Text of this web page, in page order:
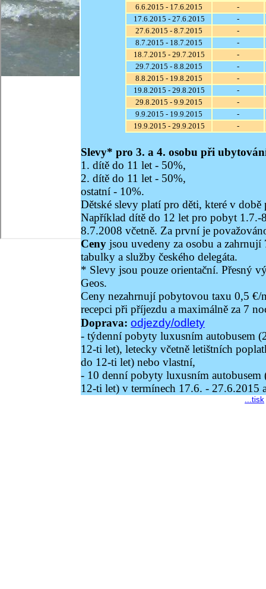
6.6.2015 - 17.6.2015
-
17.6.2015 - 27.6.2015
-
27.6.2015 - 8.7.2015
-
8.7.2015 - 18.7.2015
-
18.7.2015 - 29.7.2015
-
29.7.2015 - 8.8.2015
-
8.8.2015 - 19.8.2015
-
19.8.2015 - 29.8.2015
-
29.8.2015 - 9.9.2015
-
9.9.2015 - 19.9.2015
-
19.9.2015 - 29.9.2015
-
Slevy* pro 3. a 4. osobu při
1. dítě do 11 let - 50%,
2. dítě do 11 let - 50%,
ostatní - 10%.
Dětské slevy platí pro děti, které v
Například dítě do 12 let pro pobyt 1.7.-
8.7.2008 včetně. Za první je
Ceny jsou uvedeny za osobu a
tabulky a služby českého delegáta.
* Slevy jsou pouze orientační. Přesný
Geos.
Ceny nezahrnují pobytovou taxu 0,5 €/
recepci při příjezdu a maximálně za 7
Doprava: odjezdy/odlety
- týdenní pobyty luxusním autobusem
12-ti let), letecky včetně letištních
do 12-ti let) nebo vlastní,
- 10 denní pobyty luxusním
12-ti let) v termínech 17.6. - 27.6.2015
...tisk